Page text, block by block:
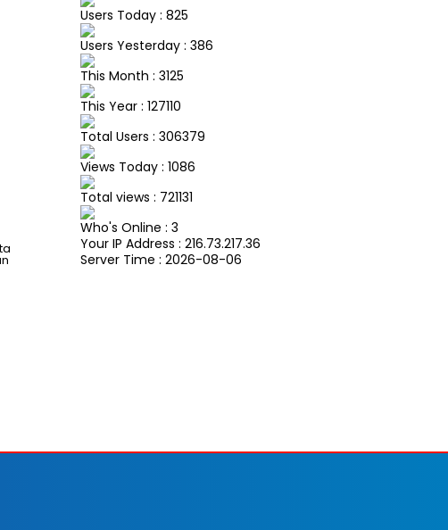
Users Today : 825
Users Yesterday : 386
This Month : 3125
This Year : 127110
Total Users : 306379
Views Today : 1086
Total views : 721131
Who's Online : 3
Your IP Address : 216.73.217.36
Server Time : 2026-08-06